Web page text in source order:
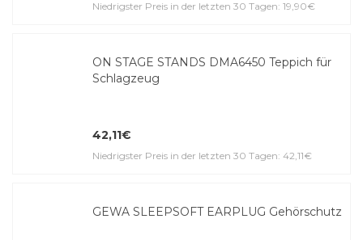
Niedrigster Preis in der letzten 30 Tagen: 19,90€
ON STAGE STANDS DMA6450 Teppich für
Schlagzeug
42,11€
Niedrigster Preis in der letzten 30 Tagen: 42,11€
GEWA SLEEPSOFT EARPLUG Gehörschutz